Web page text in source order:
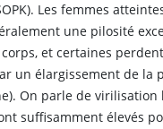
Les femmes
une pilosité
et certaines
un élargissement de la
On parle de virilisation
suffisamment élevés